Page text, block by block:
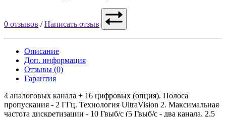
0 отзывов /Написать отзыв
Описание
Доп. информация
Отзывы (0)
Гарантия
4 аналоговых канала + 16 цифровых (опция). Полоса
пропускания - 2 ГГц. Технология UltraVision 2. Максимальная
частота дискретизации - 10 Гвыб/с (5 Гвыб/с - два канала, 2,5